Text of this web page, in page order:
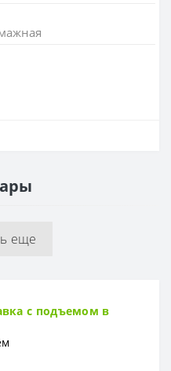
Вспененный винил
еще
с подъемом в